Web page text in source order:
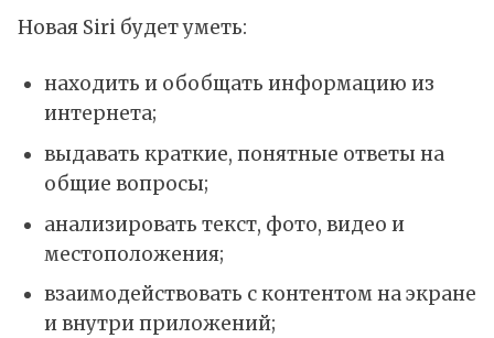
Новая Siri будет уметь:
находить и обобщать информацию из
интернета;
выдавать краткие, понятные ответы на
общие вопросы;
анализировать текст, фото, видео и
местоположения;
взаимодействовать с контентом на экране
и внутри приложений;